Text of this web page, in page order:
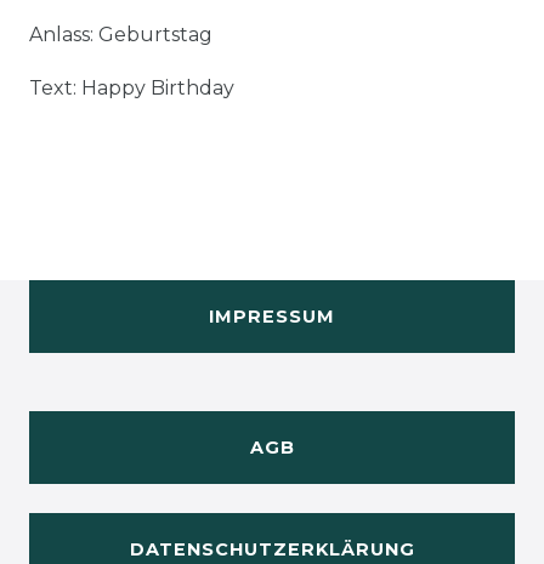
Anlass: Geburtstag
Text: Happy Birthday
IMPRESSUM
AGB
DATENSCHUTZERKLÄRUNG